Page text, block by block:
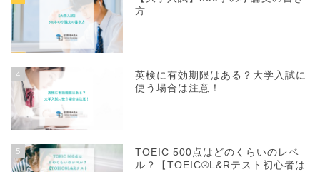
方
4
英検に有効期限はある？大学入試に
使う場合は注意！
5
TOEIC 500点はどのくらいのレベ
ル？【TOEIC®L&Rテスト初心者は